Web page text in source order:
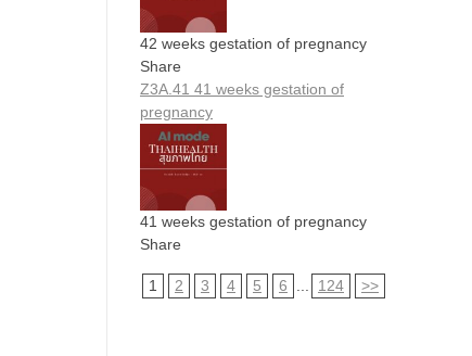
42 weeks gestation of pregnancy
Share
Z3A.41 41 weeks gestation of
pregnancy
41 weeks gestation of pregnancy
Share
1 2 3 4 5 6 124 >>